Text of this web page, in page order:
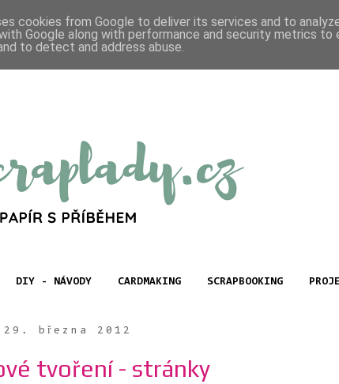
DIY - NÁVODY CARDMAKING SCRAPBOOKING
března 2012
tvoření - stránky
cookies from Google to deliver its services and to
Google along with performance and security metrics to
to detect and address abuse.